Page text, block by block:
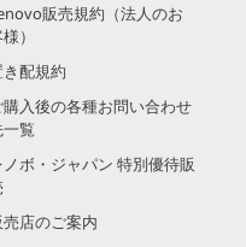
販売規約（法人のお
）
き配規約
購入後の各種お問い合わせ
一覧
ノボ・ジャパン 特別優待販
売店のご案内